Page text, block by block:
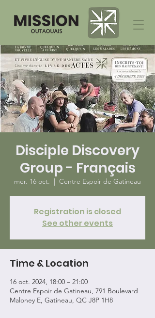
Disciple Discovery
Group - Français
mer. 16 oct.
  |
Centre Espoir de Gatineau
Registration is closed
See other events
Time & Location
16 oct. 2024, 18:00 – 21:00
Centre Espoir de Gatineau, 791 Boulevard
Maloney E, Gatineau, QC J8P 1H8